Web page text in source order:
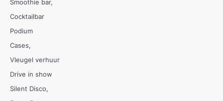
Smoothie bar
Cocktailbar
Podium
Cases
Vleugel verhuur
Drive in show
Silent Disco